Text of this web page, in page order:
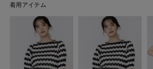
着用アイテム